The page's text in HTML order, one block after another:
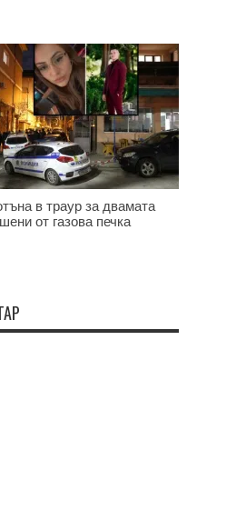
в траур за двамата
от газова печка